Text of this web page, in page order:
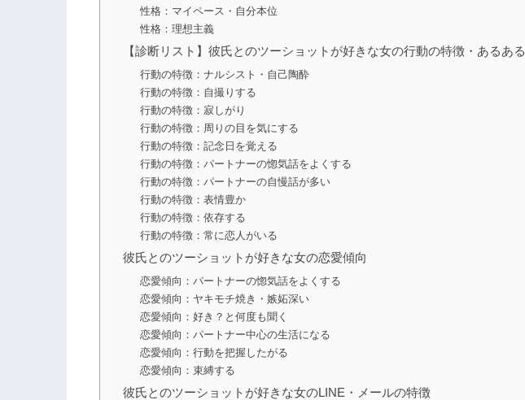
性格：マイペース・自分本位
性格：理想主義
【診断リスト】彼氏とのツーショットが好きな女の行動の特徴・あるある
行動の特徴：ナルシスト・自己陶酔
行動の特徴：自撮りする
行動の特徴：寂しがり
行動の特徴：周りの目を気にする
行動の特徴：記念日を覚える
行動の特徴：パートナーの惚気話をよくする
行動の特徴：パートナーの自慢話が多い
行動の特徴：表情豊か
行動の特徴：依存する
行動の特徴：常に恋人がいる
彼氏とのツーショットが好きな女の恋愛傾向
恋愛傾向：パートナーの惚気話をよくする
恋愛傾向：ヤキモチ焼き・嫉妬深い
恋愛傾向：好き？と何度も聞く
恋愛傾向：パートナー中心の生活になる
恋愛傾向：行動を把握したがる
恋愛傾向：束縛する
彼氏とのツーショットが好きな女のLINE・メールの特徴